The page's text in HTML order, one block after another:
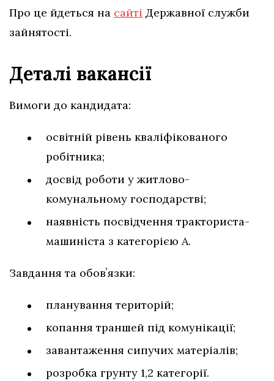
Про це йдеться на сайті Державної служби
зайнятості.
Деталі вакансії
Вимоги до кандидата:
освітній рівень кваліфікованого
робітника;
досвід роботи у житлово-
комунальному господарстві;
наявність посвідчення тракториста-
машиніста з категорією А.
Завдання та обовʼязки:
планування територій;
копання траншей під комунікації;
завантаження сипучих матеріалів;
розробка грунту 1,2 категорії.